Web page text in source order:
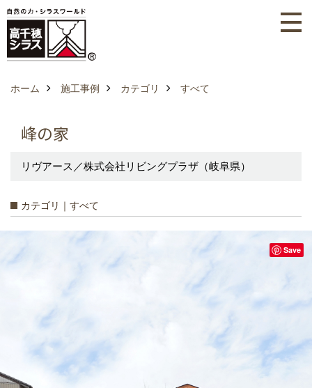
ホーム 施工事例 カテゴリ すべて
峰の家
リヴアース／株式会社リビングプラザ（岐阜県）
カテゴリ｜すべて
Save